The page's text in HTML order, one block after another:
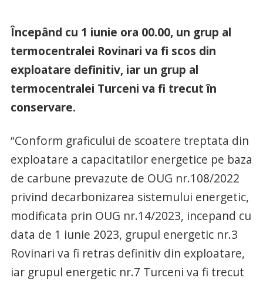
Începând cu 1 iunie ora 00.00, un grup al
termocentralei Rovinari va fi scos din
exploatare definitiv, iar un grup al
termocentralei Turceni va fi trecut în
conservare.
“Conform graficului de scoatere treptata din
exploatare a capacitatilor energetice pe baza
de carbune prevazute de OUG nr.108/2022
privind decarbonizarea sistemului energetic,
modificata prin OUG nr.14/2023, incepand cu
data de 1 iunie 2023, grupul energetic nr.3
Rovinari va fi retras definitiv din exploatare,
iar grupul energetic nr.7 Turceni va fi trecut